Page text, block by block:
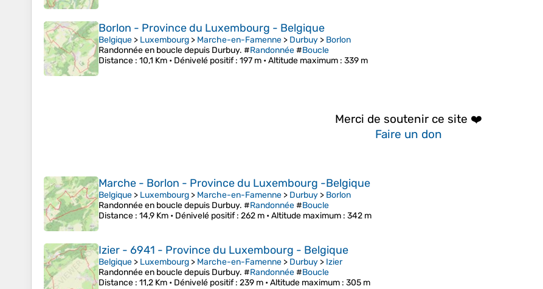
Borlon - Province du Luxembourg - Belgique
Belgique > Luxembourg > Marche-en-Famenne > Durbuy > Borlon
Randonnée en boucle depuis Durbuy. #Randonnée#Boucle
Distance : 10,1 Km • Dénivelé positif: 197 m •Altitude maximum : 339 m
Merci de soutenir ce site ❤️
Faire un don
Marche - Borlon - Province du Luxembourg -Belgique
Belgique > Luxembourg > Marche-en-Famenne > Durbuy > Borlon
Randonnée en boucle depuis Durbuy. #Randonnée#Boucle
Distance : 14,9 Km • Dénivelé positif: 262 m •Altitude maximum : 342 m
Izier - 6941 - Province du Luxembourg - Belgique
Belgique > Luxembourg > Marche-en-Famenne > Durbuy > Izier
Randonnée en boucle depuis Durbuy. #Randonnée#Boucle
Distance : 11,2 Km • Dénivelé positif: 239 m •Altitude maximum : 305 m